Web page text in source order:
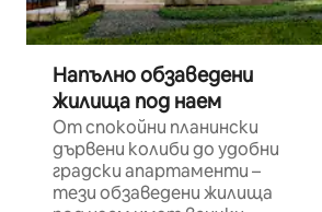
Напълно обзаведени
жилища под наем
От спокойни планински
дървени колиби до удобни
градски апартаменти –
тези обзаведени жилища